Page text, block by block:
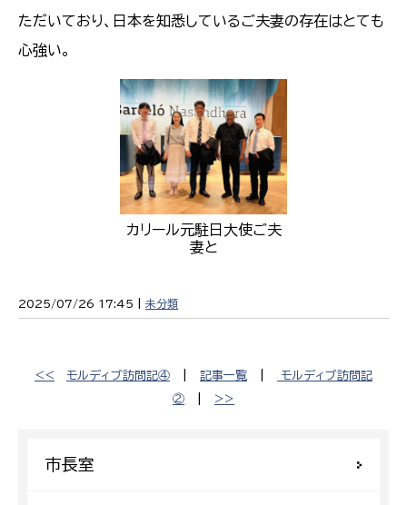
ただいており、日本を知悉しているご夫妻の存在はとても
心強い。
カリール元駐日大使ご夫
妻と
2025/07/26 17:45 | 未分類
<< モルディブ訪問記④ 記事一覧
モルディブ訪問記
②
>>
市長室